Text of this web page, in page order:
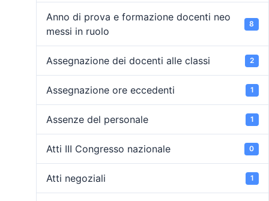
Anno di prova e formazione docenti neo
messi in ruolo
8
Assegnazione dei docenti alle classi 2
Assegnazione ore eccedenti 1
Assenze del personale 1
Atti III Congresso nazionale 0
Atti negoziali 1